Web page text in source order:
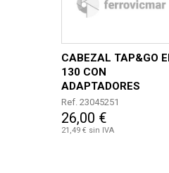
CABEZAL TAP&GO
130 CON
ADAPTADORES
Ref. 23045251
26,00 €
21,49 € sin IVA